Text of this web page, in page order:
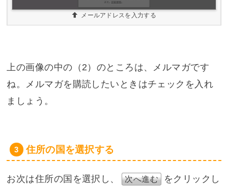
メールアドレスを入力する
上の画像の中の（2）のところは、メルマガです
ね。メルマガを購読したいときはチェックを入れ
ましょう。
住所の国を選択する
お次は住所の国を選択し、 次へ進む
をクリックし